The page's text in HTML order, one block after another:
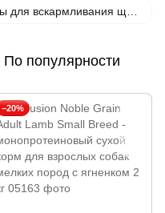
Заменители молока и аксессуары для вскармливания щенков
По популярности
−20%